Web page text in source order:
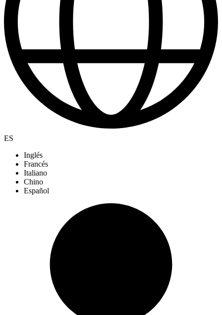
ES
Inglés
Francés
Italiano
Chino
Español